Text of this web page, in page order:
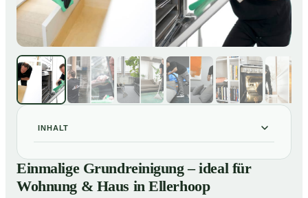
INHALT
Einmalige Grundreinigung – ideal für Wohnung & Haus
in Ellerhoop
Einmalige Grundreinigung – ideal für
Wohnung & Haus in Ellerhoop